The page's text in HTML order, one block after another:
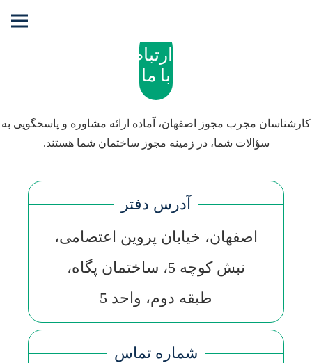
ارتباط
با ما
کارشناسان مجرب مجوز اصفهان، آماده ارائه مشاوره و پاسخگویی به
سؤالات شما، در زمینه مجوز ساختمان شما هستند.
آدرس دفتر
اصفهان، خیابان پروین اعتصامی،
نبش کوچه 5، ساختمان پگاه،
طبقه دوم، واحد 5
شماره تماس